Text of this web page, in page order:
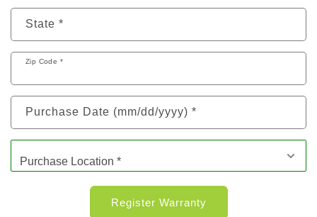
State *
Zip Code *
Purchase Date (mm/dd/yyyy) *
Purchase Location *
Register Warranty